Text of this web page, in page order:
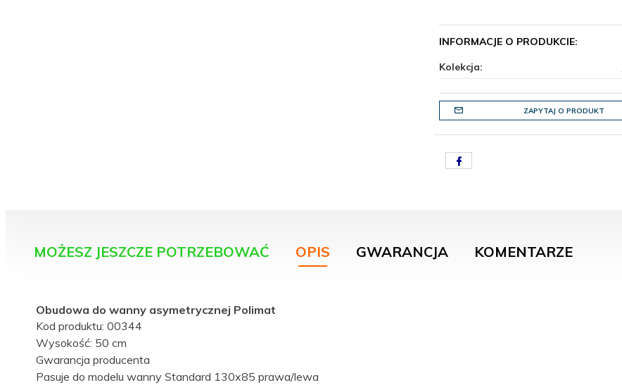
INFORMACJE O PRODUKCIE:
Kolekcja:
ZAPYTAJ O PRODUKT
MOŻESZ JESZCZE POTRZEBOWAĆ OPIS GWARANCJA KOMENTARZE
Obudowa do wanny asymetrycznej Polimat
Kod produktu: 00344
Wysokość: 50 cm
Gwarancja producenta
Pasuje do modelu wanny Standard 130x85 prawa/lewa